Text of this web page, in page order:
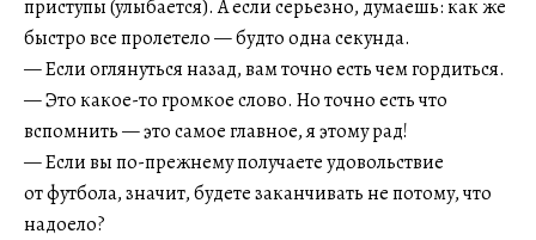
приступы (улыбается). А если серьезно, думаешь: как же
быстро все пролетело — будто одна секунда.
— Если оглянуться назад, вам точно есть чем гордиться.
— Это какое-то громкое слово. Но точно есть что
вспомнить — это самое главное, я этому рад!
— Если вы по-прежнему получаете удовольствие
от футбола, значит, будете заканчивать не потому, что
надоело?